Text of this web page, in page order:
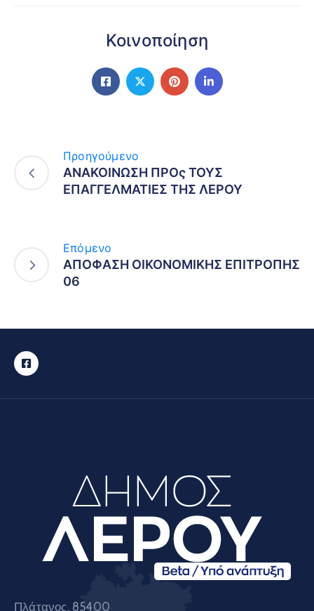
Κοινοποίηση
Προηγούμενο
ΑΝΑΚΟΙΝΩΣΗ ΠΡΟς ΤΟΥΣ
ΕΠΑΓΓΕΛΜΑΤΙΕΣ ΤΗΣ ΛΕΡΟΥ
Επόμενο
ΑΠΟΦΑΣΗ ΟΙΚΟΝΟΜΙΚΗΣ ΕΠΙΤΡΟΠΗΣ
06
Πλάτανος, 85400